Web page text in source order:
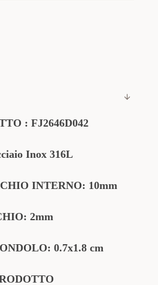
: FJ2646D042
Inox 316L
INTERNO: 10mm
2mm
0.7x1.8 cm